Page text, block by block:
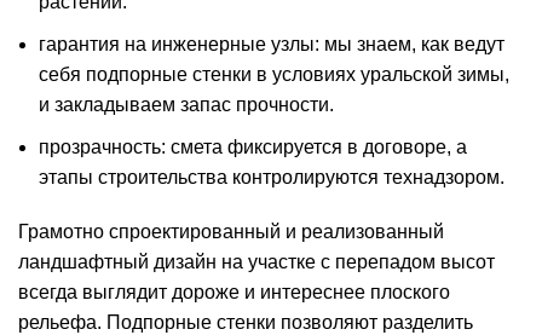
гарантия на инженерные узлы: мы знаем, как ведут
себя подпорные стенки в условиях уральской зимы,
и закладываем запас прочности.
прозрачность: смета фиксируется в договоре, а
этапы строительства контролируются технадзором.
Грамотно спроектированный и реализованный
ландшафтный дизайн на участке с перепадом высот
всегда выглядит дороже и интереснее плоского
рельефа. Подпорные стенки позволяют разделить